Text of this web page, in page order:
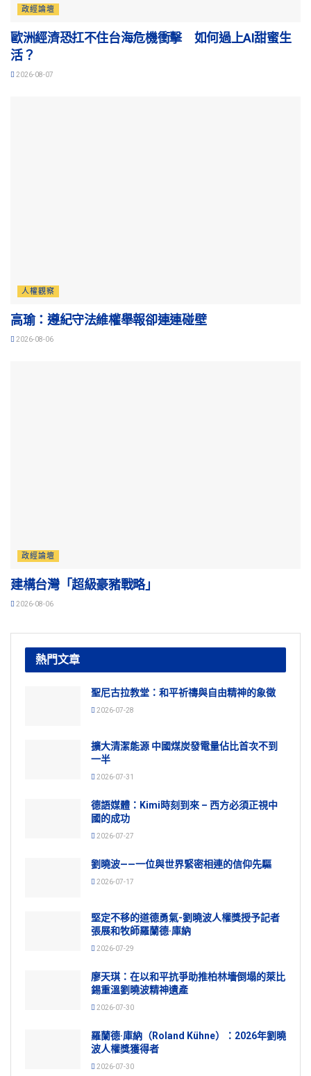
政經論壇
歐洲經濟恐扛不住台海危機衝擊 如何過上AI甜蜜生
活？
2026-08-07
人權觀察
高瑜：遵紀守法維權舉報卻連連碰壁
2026-08-06
政經論壇
建構台灣「超級豪豬戰略」
2026-08-06
熱門文章
聖尼古拉教堂：和平祈禱與自由精神的象徵
2026-07-28
擴大清潔能源 中國煤炭發電量佔比首次不到
一半
2026-07-31
德語媒體：Kimi時刻到來 – 西方必須正視中
國的成功
2026-07-27
劉曉波——一位與世界緊密相連的信仰先驅
2026-07-17
堅定不移的道德勇氣-劉曉波人權獎授予記者
張展和牧師羅蘭德·庫納
2026-07-29
廖天琪：在以和平抗爭助推柏林墻倒塌的萊比
錫重溫劉曉波精神遺產
2026-07-30
羅蘭德·庫納（Roland Kühne）：2026年劉曉
波人權獎獲得者
2026-07-30